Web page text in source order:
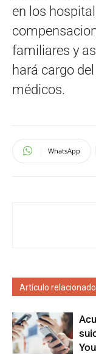
en los
familiares y
hará cargo
médicos.
WhatsApp
Artículo